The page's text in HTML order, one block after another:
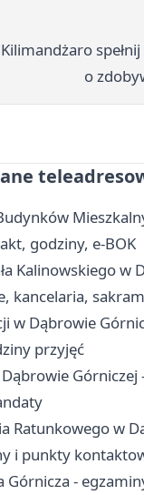
o
godziny, e-BOK
Kalinowskiego w
kancelaria,
w Dąbrowie
przyjęć
Górniczej
Ratunkowego w
i punkty
Górnicza -